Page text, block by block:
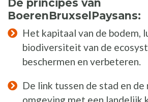
De principes van
BoerenBruxselPaysans:
Het kapitaal van de bodem,
biodiversiteit van de
beschermen en verbeteren.
De link tussen de stad en